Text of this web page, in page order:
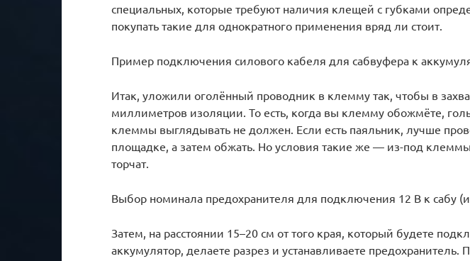
специальных, которые требуют наличия клещей с губками
покупать такие для однократного применения вряд ли стоит.
Пример подключения силового кабеля для сабвуфера к
Итак, уложили оголённый проводник в клемму так, чтобы в
миллиметров изоляции. То есть, когда вы клемму обожмёте,
клеммы выглядывать не должен. Если есть паяльник, лучше
площадке, а затем обжать. Но условия такие же — из-под
торчат.
Выбор номинала предохранителя для подключения 12 В к сабу
Затем, на расстоянии 15–20 см от того края, который будете
аккумулятор, делаете разрез и устанавливаете предохранитель.